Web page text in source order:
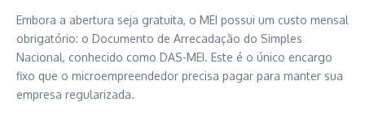
Embora a abertura seja gratuita, o MEI possui um custo mensal
obrigatório: o Documento de Arrecadação do Simples
Nacional, conhecido como DAS-MEI. Este é o único encargo
fixo que o microempreendedor precisa pagar para manter sua
empresa regularizada.